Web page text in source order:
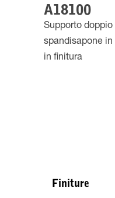
A18100
Supporto
spandisapone in
in finitura
Finiture